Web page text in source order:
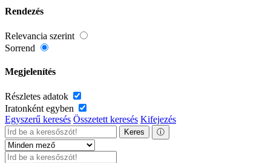
Rendezés
Relevancia szerint
Sorrend
Megjelenítés
Részletes adatok
Iratonként egyben
Egyszerű keresés Összetett keresés Kifejezés
Keres ⓘ